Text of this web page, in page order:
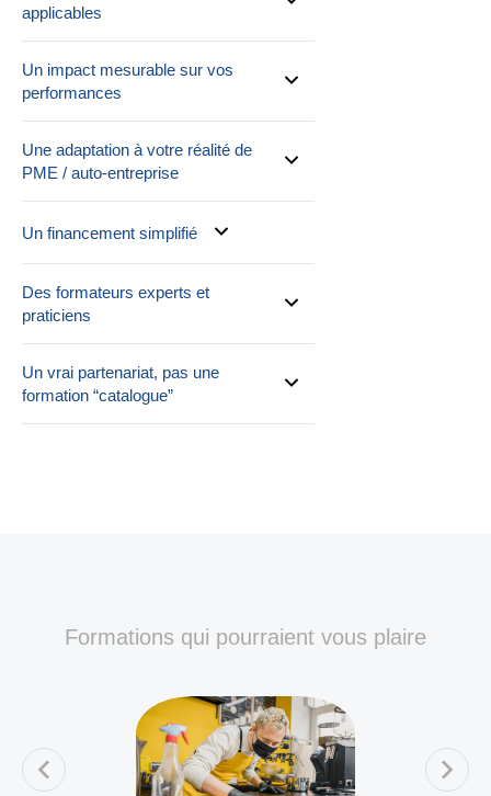
applicables
Un impact mesurable sur vos
performances
Une adaptation à votre réalité de
PME / auto-entreprise
Un financement simplifié
Des formateurs experts et
praticiens
Un vrai partenariat, pas une
formation “catalogue”
Formations qui pourraient vous plaire